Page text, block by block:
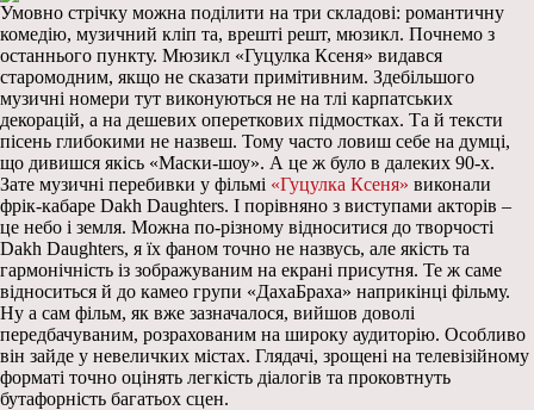
Умовно стрічку можна поділити на три складові: романтичну
комедію, музичний кліп та, врешті решт, мюзикл. Почнемо з
останнього пункту. Мюзикл «Гуцулка Ксеня» видався
старомодним, якщо не сказати примітивним. Здебільшого
музичні номери тут виконуються не на тлі карпатських
декорацій, а на дешевих опереткових підмостках. Та й тексти
пісень глибокими не назвеш. Тому часто ловиш себе на думці,
що дивишся якісь «Маски-шоу». А це ж було в далеких 90-х.
Зате музичні перебивки у фільмі «Гуцулка Ксеня» виконали
фрік-кабаре Dakh Daughters. І порівняно з виступами акторів –
це небо і земля. Можна по-різному відноситися до творчості
Dakh Daughters, я їх фаном точно не назвусь, але якість та
гармонічність із зображуваним на екрані присутня. Те ж саме
відноситься й до камео групи «ДахаБраха» наприкінці фільму.
Ну а сам фільм, як вже зазначалося, вийшов доволі
передбачуваним, розрахованим на широку аудиторію. Особливо
він зайде у невеличких містах. Глядачі, зрощені на телевізійному
форматі точно оцінять легкість діалогів та проковтнуть
бутафорність багатьох сцен.